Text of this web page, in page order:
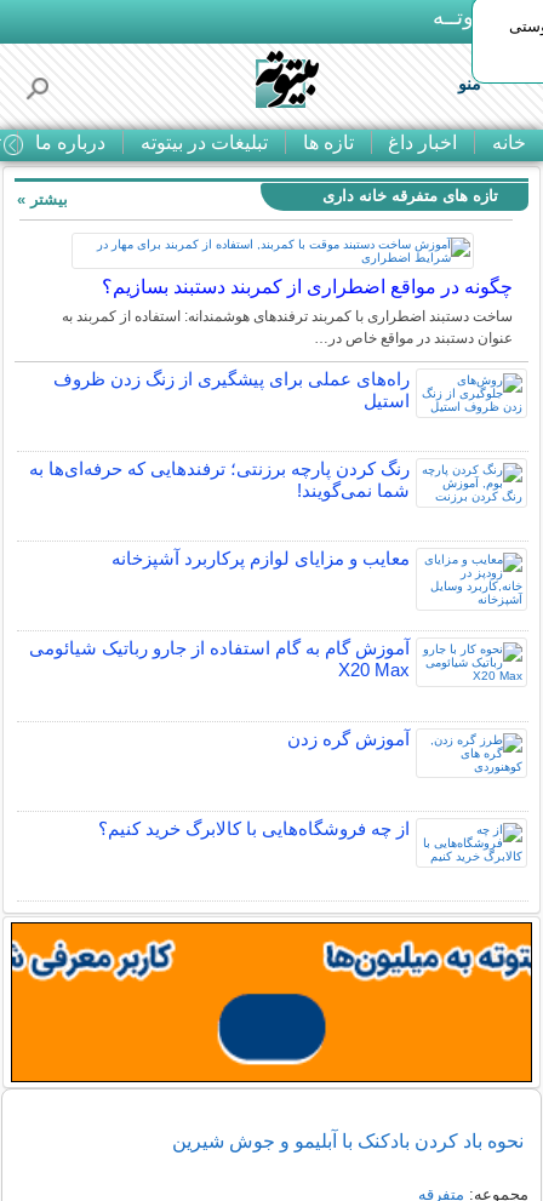
بـیتوتــه
منو
خانه اخبار داغ تازه ها تبلیغات در بیتوته درباره ما
تازه های متفرقه خانه داری
چگونه در مواقع اضطراری از کمربند دستبند بسازیم؟
ساخت دستبند اضطراری با کمربند ترفندهای هوشمندانه: استفاده از کمربند به
عنوان دستبند در مواقع خاص در…
راه‌های عملی برای پیشگیری از زنگ زدن ظروف
استیل
رنگ کردن پارچه برزنتی؛ ترفندهایی که حرفه‌ای‌ها به
شما نمی‌گویند!
معایب و مزایای لوازم پرکاربرد آشپزخانه
آموزش گام به گام استفاده از جارو رباتیک شیائومی
X20 Max
آموزش گره زدن
از چه فروشگاه‌هایی با کالابرگ خرید کنیم؟
بیشتر »
نحوه باد کردن بادکنک با آبلیمو و جوش شیرین
مجموعه: متفرقه